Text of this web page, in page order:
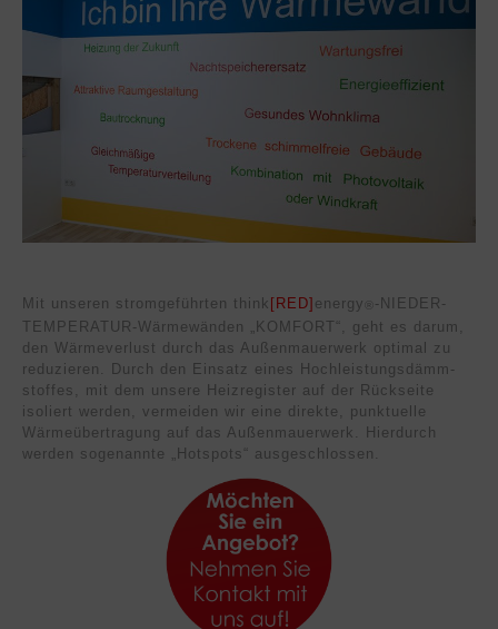
SERVICE
Mit unseren stromgeführten think [RED] energy ® -NIEDER­
TEM­PE­RATUR-Wärme­wänden „KOMFORT“, geht es darum,
den Wärmev­erlust durch das Außen­mauer­werk optimal zu
reduzieren. Durch den Einsatz eines Hoch­leistungs­dämm­
stoffes, mit dem unsere Heiz­register auf der Rück­seite
isoliert werden, vermei­den wir eine direkte, punk­tuelle
Wärme­übertragung auf das Außen­mauerwerk. Hier­durch
werden sogenannte „Hotspots“ aus­geschlos­sen.